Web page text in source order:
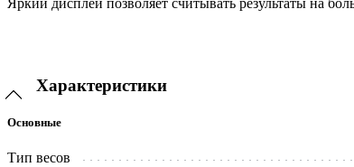
Яркий дисплей позволяет считывать результаты на
Характеристики
Основные
Тип весов